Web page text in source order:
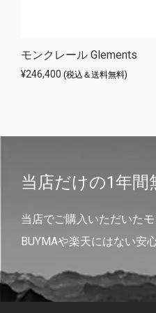
モンクレール Glements
¥246,400 (税込＆送料無料)
当店だけの1年間
当店でご購入いただいた
BUYMAや楽天にはない安